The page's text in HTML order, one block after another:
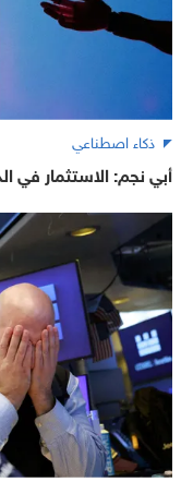
ذكاء اصطناعي
أبي نجم: الاستثمار في